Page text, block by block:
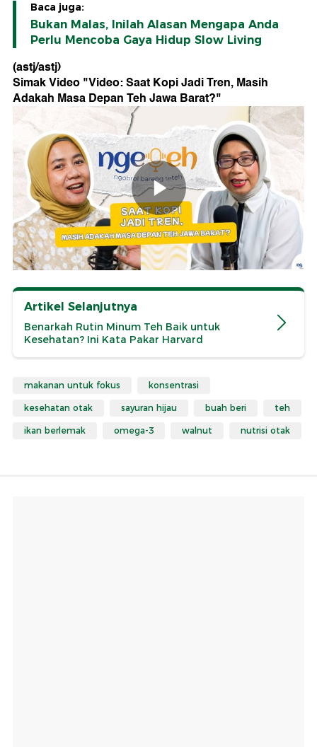
Baca juga:
Bukan Malas, Inilah Alasan Mengapa Anda
Perlu Mencoba Gaya Hidup Slow Living
(astj/astj)
Simak Video "Video: Saat Kopi Jadi Tren, Masih
Adakah Masa Depan Teh Jawa Barat?"
Artikel Selanjutnya
Benarkah Rutin Minum Teh Baik untuk
Kesehatan? Ini Kata Pakar Harvard
makanan untuk fokus konsentrasi
kesehatan otak sayuran hijau buah beri teh
ikan berlemak omega-3 walnut nutrisi otak